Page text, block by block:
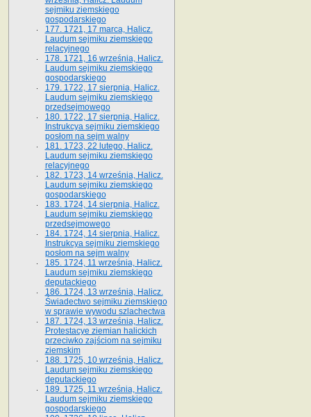
sejmiku ziemskiego
gospodarskiego
177. 1721, 17 marca, Halicz.
Laudum sejmiku ziemskiego
relacyjnego
178. 1721, 16 września, Halicz.
Laudum sejmiku ziemskiego
gospodarskiego
179. 1722, 17 sierpnia, Halicz.
Laudum sejmiku ziemskiego
przedsejmowego
180. 1722, 17 sierpnia, Halicz.
Instrukcya sejmiku ziemskiego
posłom na sejm walny
181. 1723, 22 lutego, Halicz.
Laudum sejmiku ziemskiego
relacyjnego
182. 1723, 14 września, Halicz.
Laudum sejmiku ziemskiego
gospodarskiego
183. 1724, 14 sierpnia, Halicz.
Laudum sejmiku ziemskiego
przedsejmowego
184. 1724, 14 sierpnia, Halicz.
Instrukcya sejmiku ziemskiego
posłom na sejm walny
185. 1724, 11 września, Halicz.
Laudum sejmiku ziemskiego
deputackiego
186. 1724, 13 września, Halicz.
Świadectwo sejmiku ziemskiego
w sprawie wywodu szlachectwa
187. 1724, 13 września, Halicz.
Protestacye ziemian halickich
przeciwko zajściom na sejmiku
ziemskim
188. 1725, 10 września, Halicz.
Laudum sejmiku ziemskiego
deputackiego
189. 1725, 11 września, Halicz.
Laudum sejmiku ziemskiego
gospodarskiego